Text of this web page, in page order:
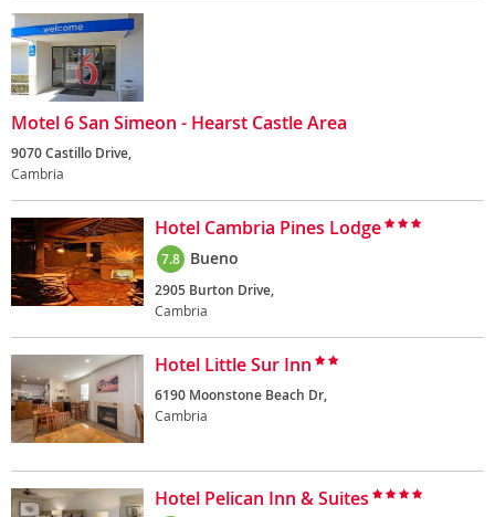
Motel 6 San Simeon - Hearst Castle Area
9070 Castillo Drive,
Cambria
Hotel Cambria Pines Lodge
7.8 Bueno
2905 Burton Drive,
Cambria
Hotel Little Sur Inn
6190 Moonstone Beach Dr,
Cambria
Hotel Pelican Inn & Suites